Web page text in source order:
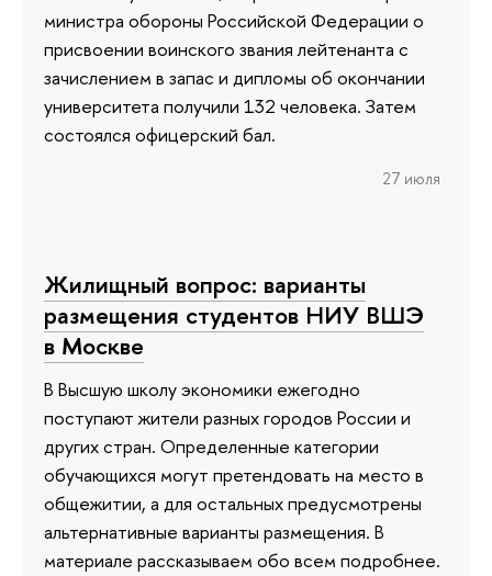
министра обороны Российской Федерации о
присвоении воинского звания лейтенанта с
зачислением в запас и дипломы об окончании
университета получили 132 человека. Затем
состоялся офицерский бал.
27 июля
Жилищный вопрос: варианты
размещения студентов НИУ ВШЭ
в Москве
В Высшую школу экономики ежегодно
поступают жители разных городов России и
других стран. Определенные категории
обучающихся могут претендовать на место в
общежитии, а для остальных предусмотрены
альтернативные варианты размещения. В
материале рассказываем обо всем подробнее.